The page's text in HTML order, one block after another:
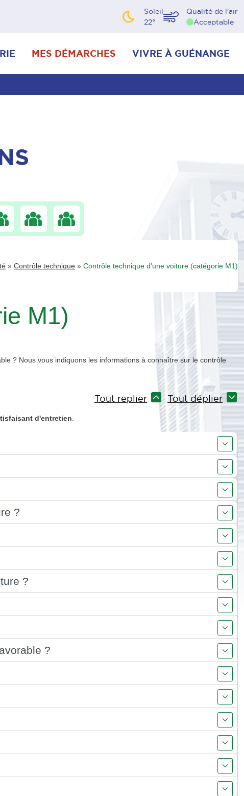
Soleil
22°
Qualité de l'air
Acceptable
MES DÉMARCHES VIVRE À GUÉNANGE
» Contrôle technique » Contrôle technique d'une voiture (catégorie M1)
M1)
? Nous vous indiquons les informations à connaître sur le contrôle
Tout replier Tout déplier
d'entretien
?
?
?